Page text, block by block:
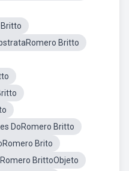
Britto
DoRomero Britto
Brito
Romero BrittoObjeto